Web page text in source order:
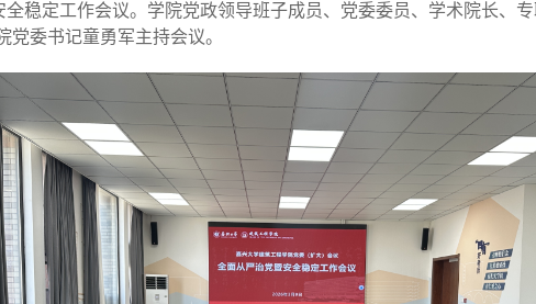
全稳定工作会议。学院党政领导班子成员、党委委员、学术院长、
党委书记童勇军主持会议。